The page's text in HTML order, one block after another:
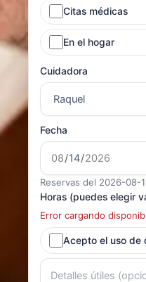
Citas médicas
En el hogar
Cuidadora
Fecha
Reservas del 2026-08-
Horas (puedes elegir
Error cargando
Acepto el uso de